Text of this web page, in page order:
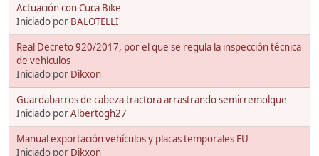
Actuación con Cuca Bike
Iniciado por BALOTELLI
Real Decreto 920/2017, por el que se regula la inspección técnica
de vehículos
Iniciado por Dikxon
Guardabarros de cabeza tractora arrastrando semirremolque
Iniciado porAlbertogh27
Manual exportación vehículos y placas temporales EU
Iniciado por Dikxon